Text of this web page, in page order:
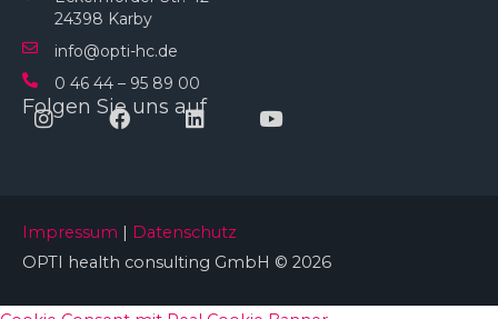
24398 Karby
info@opti-hc.de
0 46 44 – 95 89 00
Folgen Sie uns auf
InstagramFacebookLinkedinYoutube
Impressum | Datenschutz
OPTI health consulting GmbH © 2026